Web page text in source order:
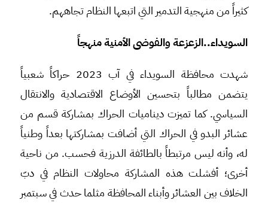
كثيراً من منهجية التدمير التي اتبعها النظام تجاههم.
السويداء..الزعزعة والفوضى الأمنية منهجاً
شهدت محافظة السويداء في آب 2023 حراكاً شعبياً
يتضمن مطالباً بتحسين الأوضاع الاقتصادية والانتقال
السياسي. كما تميزت ديناميات الحراك بمشاركة قسم من
عشائر البدو في الحراك التي أضافت بمشاركتها بعداً وطنياً
له، وأنه ليس مرتبطاً بالطائفة الدرزية فحسب. من ناحية
أخرى؛ أفشلت هذه المشاركة محاولات النظام في دبّ
الخلاف بين العشائر وأبناء المحافظة مثلما حدث في سبتمبر